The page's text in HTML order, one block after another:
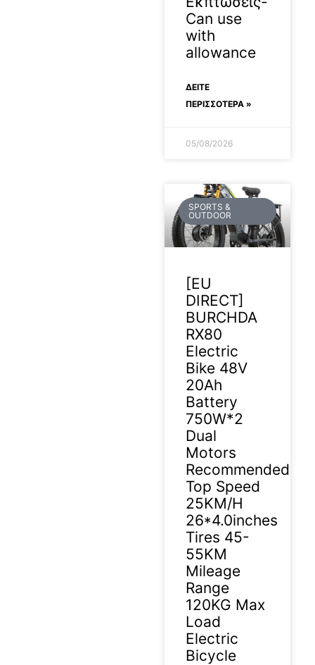
Can use
with
allowance
ΔΕΊΤΕ
ΠΕΡΙΣΣΟΤΕΡΑ »
05/08/2026
SPORTS &
OUTDOOR
[EU
DIRECT]
BURCHDA
RX80
Electric
Bike 48V
20Ah
Battery
750W*2
Dual
Motors
Recommended
Top Speed
25KM/H
26*4.0inches
Tires 45-
55KM
Mileage
Range
120KG Max
Load
Electric
Bicycle